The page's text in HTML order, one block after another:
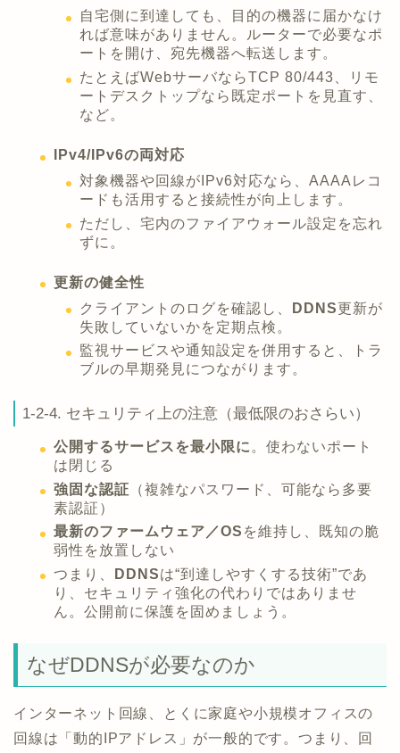
自宅側に到達しても、目的の機器に届かなけ
れば意味がありません。ルーターで必要なポ
ートを開け、宛先機器へ転送します。
たとえばWebサーバならTCP 80/443、リモ
ートデスクトップなら既定ポートを見直す、
など。
IPv4/IPv6の両対応
対象機器や回線がIPv6対応なら、AAAAレコ
ードも活用すると接続性が向上します。
ただし、宅内のファイアウォール設定を忘れ
ずに。
更新の健全性
クライアントのログを確認し、
DDNS更新が
失敗していないかを定期点検。
監視サービスや通知設定を併用すると、トラ
ブルの早期発見につながります。
1-2-4. セキュリティ上の注意（最低限のおさらい）
公開するサービスを最小限に 。使わないポート
は閉じる
強固な認証 （複雑なパスワード、可能なら多要
素認証）
最新のファームウェア／OS を維持し、既知の脆
弱性を放置しない
つまり、
DDNSは“到達しやすくする技術”であ
り、セキュリティ強化の代わりではありませ
ん。公開前に保護を固めましょう。
なぜDDNSが必要なのか
インターネット回線、とくに家庭や小規模オフィスの
回線は「動的IPアドレス」が一般的です。つまり、回